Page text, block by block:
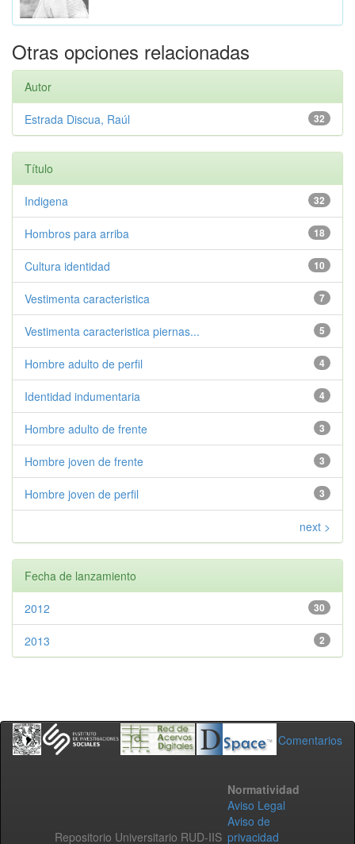
Otras opciones relacionadas
Autor
32
Estrada Discua, Raúl
Título
32
Indigena
18
Hombros para arriba
10
Cultura identidad
7
Vestimenta caracteristica
5
Vestimenta caracteristica piernas...
4
Hombre adulto de perfil
4
Identidad indumentaria
3
Hombre adulto de frente
3
Hombre joven de frente
3
Hombre joven de perfil
next >
Fecha de lanzamiento
30
2012
2
2013
Comentarios
Repositorio Universitario RUD-IIS
Normatividad
Aviso Legal
Aviso de
privacidad